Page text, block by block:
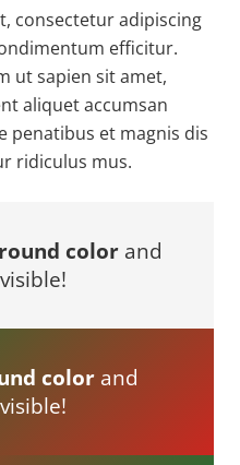
consectetur adipiscing
efficitur.
ut sapien sit amet,
aliquet accumsan
penatibus et magnis dis
ridiculus mus.
color and
color and